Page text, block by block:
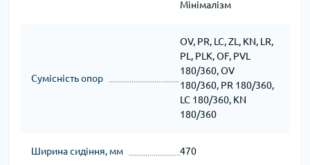
Мінімалізм
Сумісність опор
OV, PR, LC, ZL, KN, LR,
PL, PLK, OF, PVL
180/360, OV
180/360, PR 180/360,
LC 180/360, KN
180/360
Ширина сидіння, мм 470